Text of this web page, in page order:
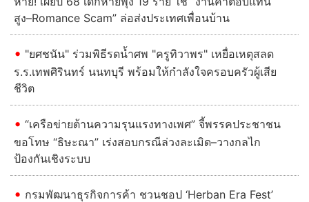
สูง–Romance Scam” ล่อส่งประเทศเพื่อนบ้าน
"ยศชนัน" ร่วมพิธีรดน้ำศพ "ครูทิวาพร" เหยื่อเหตุสลด
ร.ร.เทพศิรินทร์ นนทบุรี พร้อมให้กำลังใจครอบครัวผู้เสีย
ชีวิต
“เครือข่ายต้านความรุนแรงทางเพศ” จี้พรรคประชาชน
ขอโทษ “ธิษะณา” เร่งสอบกรณีล่วงละเมิด–วางกลไก
ป้องกันเชิงระบบ
กรมพัฒนาธุรกิจการค้า ชวนชอป ‘Herban Era Fest’